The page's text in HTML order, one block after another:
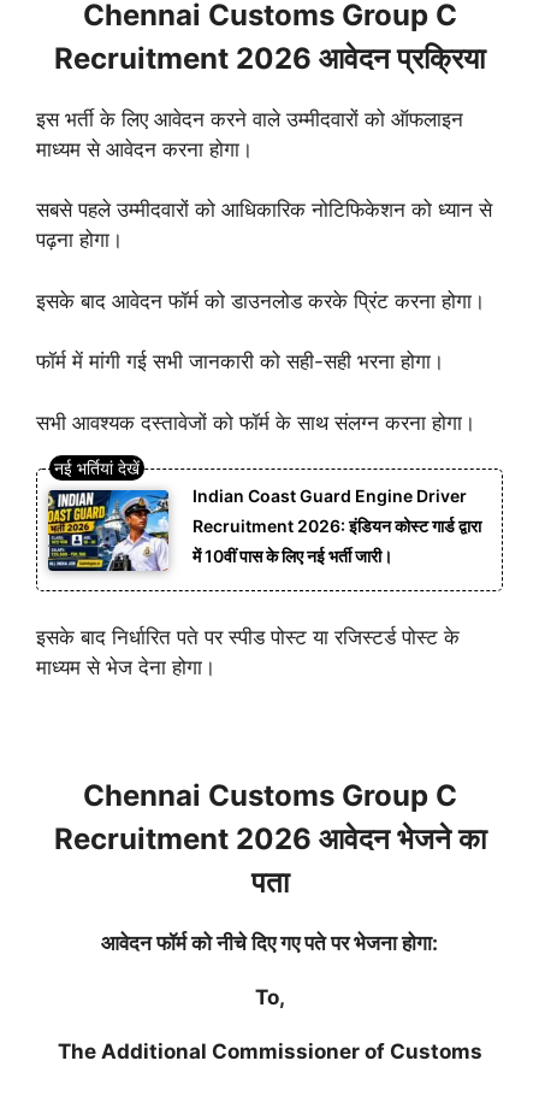
Chennai Customs Group C
Recruitment 2026 आवेदन प्रक्रिया
इस भर्ती के लिए आवेदन करने वाले उम्मीदवारों को ऑफलाइन
माध्यम से आवेदन करना होगा।
सबसे पहले उम्मीदवारों को आधिकारिक नोटिफिकेशन को ध्यान से
पढ़ना होगा।
इसके बाद आवेदन फॉर्म को डाउनलोड करके प्रिंट करना होगा।
फॉर्म में मांगी गई सभी जानकारी को सही-सही भरना होगा।
सभी आवश्यक दस्तावेजों को फॉर्म के साथ संलग्न करना होगा।
Indian Coast Guard Engine Driver
Recruitment 2026: इंडियन कोस्ट गार्ड द्वारा
में 10वीं पास के लिए नई भर्ती जारी।
इसके बाद निर्धारित पते पर स्पीड पोस्ट या रजिस्टर्ड पोस्ट के
माध्यम से भेज देना होगा।
Chennai Customs Group C
Recruitment 2026 आवेदन भेजने का
पता
आवेदन फॉर्म को नीचे दिए गए पते पर भेजना होगा:
To,
The Additional Commissioner of Customs